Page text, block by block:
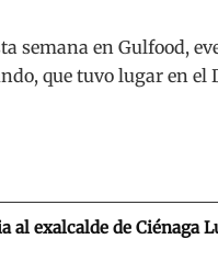
semana en Gulfood,
que tuvo lugar en el
exalcalde de Ciénaga